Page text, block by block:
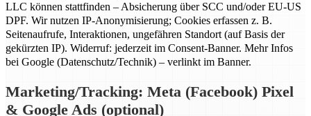
LLC können stattfinden – Absicherung über SCC und/oder EU-US
DPF. Wir nutzen IP-Anonymisierung; Cookies erfassen z. B.
Seitenaufrufe, Interaktionen, ungefähren Standort (auf Basis der
gekürzten IP). Widerruf: jederzeit im Consent-Banner. Mehr Infos
bei Google (Datenschutz/Technik) – verlinkt im Banner.
Marketing/Tracking: Meta (Facebook) Pixel
& Google Ads (optional)